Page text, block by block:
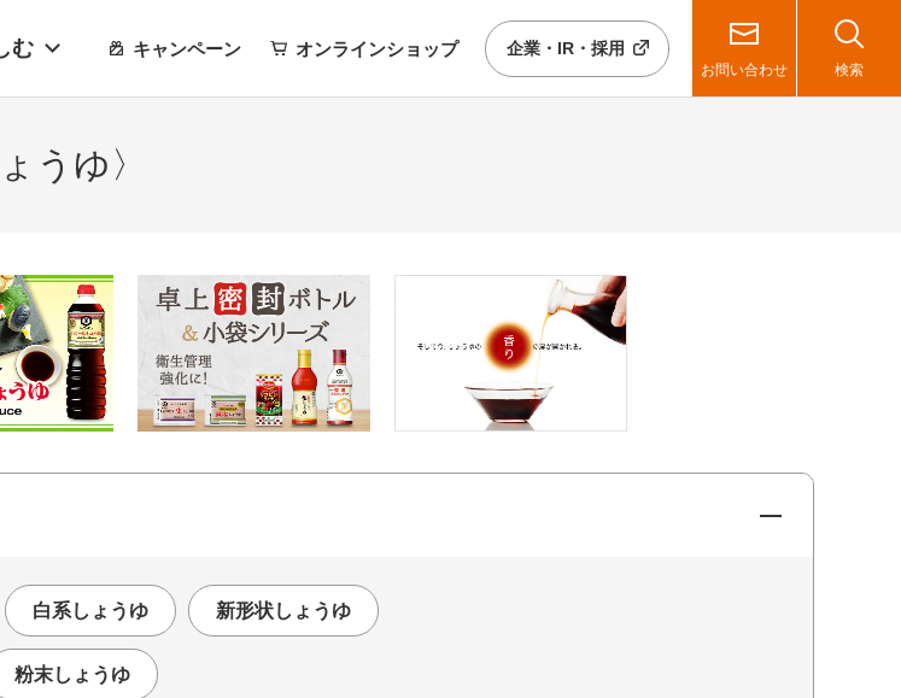
む キャンペーン オンラインショップ 企業・IR・採用
お問い合わせ 検索
うゆ〉
白系しょうゆ 新形状しょうゆ
粉末しょうゆ